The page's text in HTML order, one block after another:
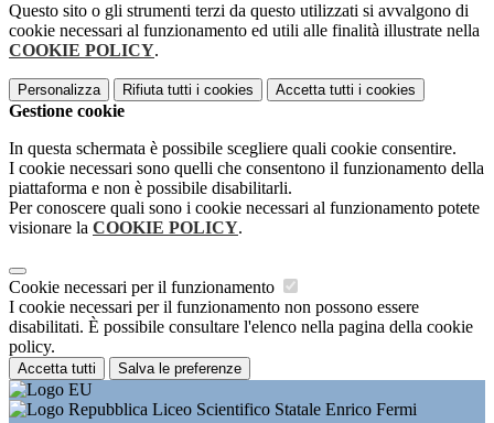
Questo sito o gli strumenti terzi da questo utilizzati si avvalgono di
cookie necessari al funzionamento ed utili alle finalità illustrate nella
COOKIE POLICY.
Personalizza Rifiuta tutti i cookies Accetta tutti i cookies
Gestione cookie
In questa schermata è possibile scegliere quali cookie consentire.
I cookie necessari sono quelli che consentono il funzionamento della
piattaforma e non è possibile disabilitarli.
Per conoscere quali sono i cookie necessari al funzionamento potete
visionare la COOKIE POLICY.
Cookie necessari per il funzionamento
I cookie necessari per il funzionamento non possono essere
disabilitati. È possibile consultare l'elenco nella pagina della cookie
policy.
Accetta tutti Salva le preferenze
Liceo Scientifico Statale Enrico Fermi